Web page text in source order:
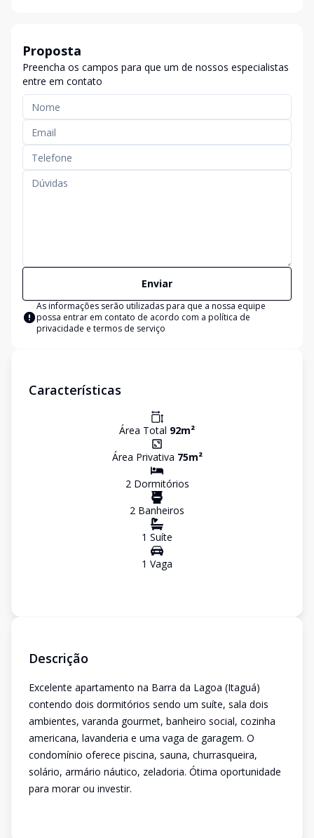
Proposta
Preencha os campos para que um de nossos especialistas
entre em contato
Enviar
As informações serão utilizadas para que a nossa equipe
possa entrar em contato de acordo com a política de
privacidade e termos de serviço
Características
Área Total 92m²
Área Privativa 75m²
2Dormitórios
2 Banheiros
1 Suíte
1 Vaga
Descrição
Excelente apartamento na Barra da Lagoa (Itaguá)
contendo dois dormitórios sendo um suíte, sala dois
ambientes, varanda gourmet, banheiro social, cozinha
americana, lavanderia e uma vaga de garagem. O
condomínio oferece piscina, sauna, churrasqueira,
solário, armário náutico, zeladoria. Ótima oportunidade
para morar ou investir.